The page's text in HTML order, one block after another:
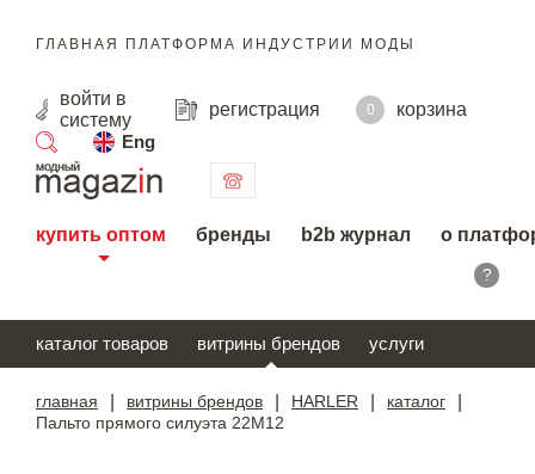
ГЛАВНАЯ ПЛАТФОРМА ИНДУСТРИИ МОДЫ
войти в
систему
регистрация 0
корзина
Eng
поиск
купить оптом бренды b2b журнал о
?
каталог товаров витрины брендов услуги
главная витрины брендов HARLER каталог
Пальто прямого силуэта 22М12